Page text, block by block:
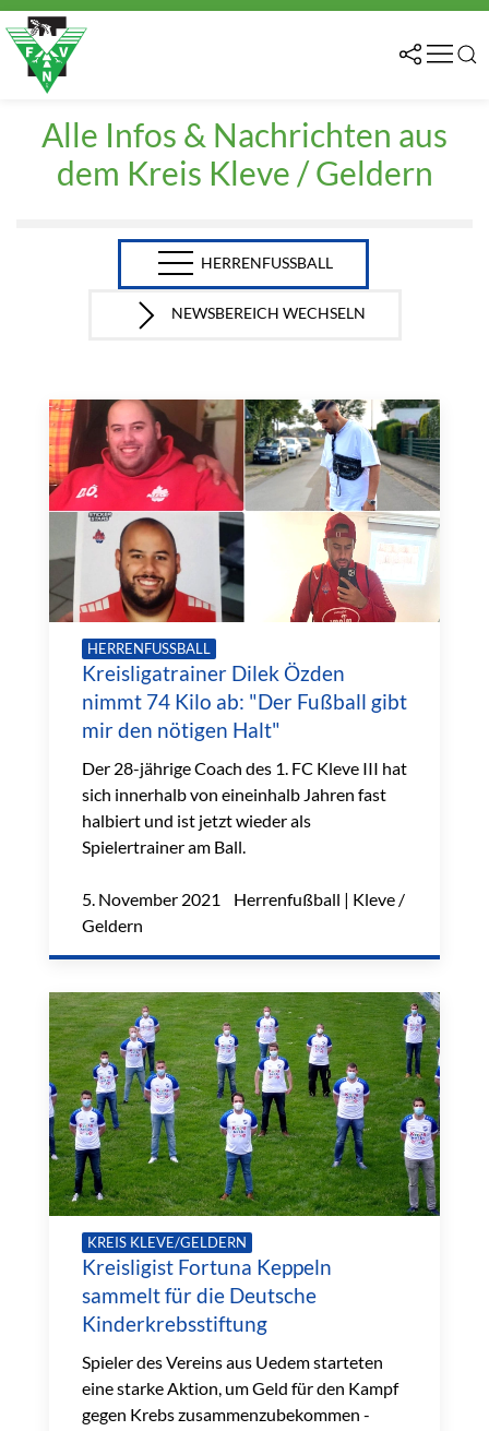
Alle Infos & Nachrichten aus
dem Kreis Kleve / Geldern
HERRENFUSSBALL
NEWSBEREICH WECHSELN
HERRENFUSSBALL
Kreisligatrainer Dilek Özden
nimmt 74 Kilo ab: "Der Fußball gibt
mir den nötigen Halt"
Der 28-jährige Coach des 1. FC Kleve III hat
sich innerhalb von eineinhalb Jahren fast
halbiert und ist jetzt wieder als
Spielertrainer am Ball.
5. November 2021 Herrenfußball | Kleve /
Geldern
KREIS KLEVE/GELDERN
Kreisligist Fortuna Keppeln
sammelt für die Deutsche
Kinderkrebsstiftung
Spieler des Vereins aus Uedem starteten
eine starke Aktion, um Geld für den Kampf
gegen Krebs zusammenzubekommen -